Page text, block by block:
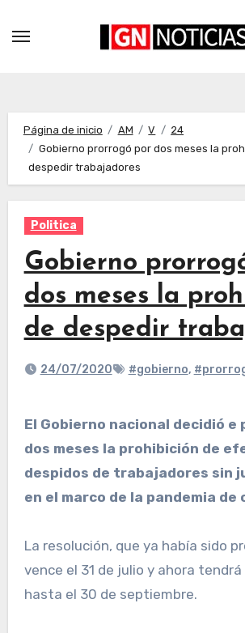
Página de inicio AM V
24
Gobierno prorrogó por dos meses la
despedir trabajadores
Politica
Gobierno
dos meses la
de despedir
24/07/2020 #gobierno,
El Gobierno nacional decidió e prorrogar por
dos meses la prohibición de
despidos de trabajadores sin
en el marco de la pandemia de
La resolución, que ya había sido
vence el 31 de julio y ahora
hasta el 30 de septiembre.